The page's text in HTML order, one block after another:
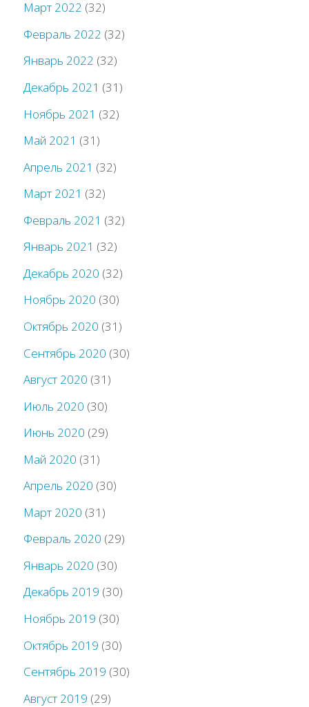
Март 2022 (32)
Февраль 2022 (32)
Январь 2022 (32)
Декабрь 2021 (31)
Ноябрь 2021 (32)
Май 2021 (31)
Апрель 2021 (32)
Март 2021 (32)
Февраль 2021 (32)
Январь 2021 (32)
Декабрь 2020 (32)
Ноябрь 2020 (30)
Октябрь 2020 (31)
Сентябрь 2020 (30)
Август 2020 (31)
Июль 2020 (30)
Июнь 2020 (29)
Май 2020 (31)
Апрель 2020 (30)
Март 2020 (31)
Февраль 2020 (29)
Январь 2020 (30)
Декабрь 2019 (30)
Ноябрь 2019 (30)
Октябрь 2019 (30)
Сентябрь 2019 (30)
Август 2019 (29)